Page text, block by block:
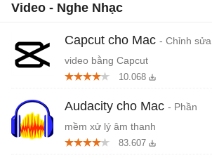
Video - Nghe Nhạc
Capcut cho Mac - Chỉnh sửa
video bằng Capcut
10.068
Audacity cho Mac - Phần
mềm xử lý âm thanh
83.607